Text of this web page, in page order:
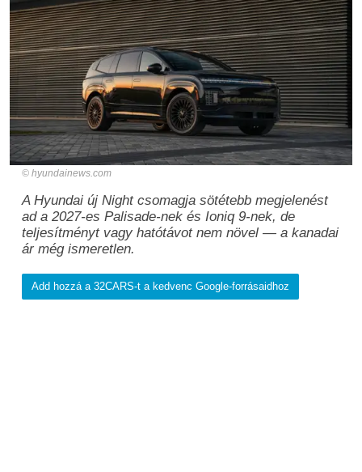
hyundainews.com
A Hyundai új Night csomagja sötétebb megjelenést
ad a 2027-es Palisade-nek és Ioniq 9-nek, de
teljesítményt vagy hatótávot nem növel — a kanadai
ár még ismeretlen.
Add hozzá a 32CARS-t a kedvenc Google-forrásaidhoz